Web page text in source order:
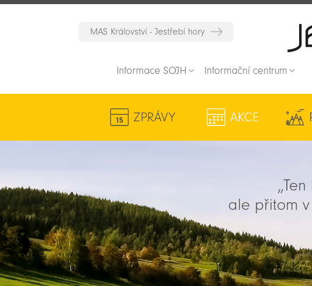
MAS Království - Jestřebí hory
Informace SOJH Informační centrum
ZPRÁVY AKCE
ale přitom v